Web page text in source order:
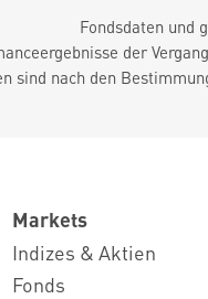
Fondsdaten und
der
sind nach den
Markets
Indizes & Aktien
Fonds